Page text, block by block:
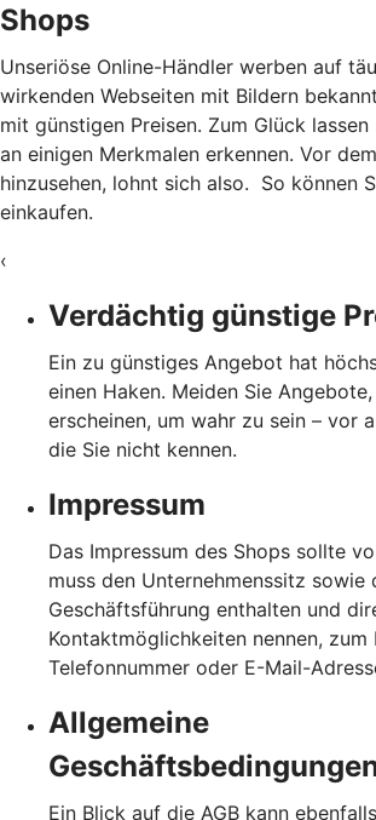
Shops
Unseriöse Online-Händler werben auf
wirkenden Webseiten mit Bildern
mit günstigen Preisen. Zum Glück
an einigen Merkmalen erkennen. Vor
hinzusehen, lohnt sich also. So können
einkaufen.
‹
Verdächtig günstige
Ein zu günstiges Angebot hat
einen Haken. Meiden Sie
erscheinen, um wahr zu sein – vor
die Sie nicht kennen.
Impressum
Das Impressum des Shops sollte
muss den Unternehmenssitz sowie
Geschäftsführung enthalten und
Kontaktmöglichkeiten nennen, zum
Telefonnummer oder E-Mail-
Allgemeine
Ein Blick auf die AGB kann